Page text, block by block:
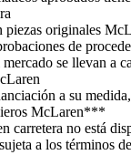
piezas originales
de
se llevan a
a su
McLaren***
carretera no está
a los términos